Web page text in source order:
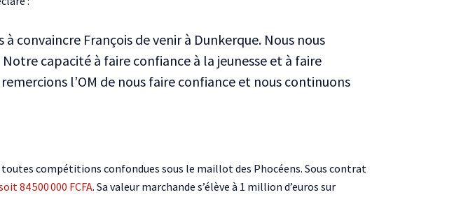
convaincre François de venir à Dunkerque. Nous nous
capacité à faire confiance à la jeunesse et à faire
l’OM de nous faire confiance et nous continuons
compétitions confondues sous le maillot des Phocéens. Sous contrat
84 500 000 FCFA. Sa valeur marchande s’élève à 1 million d’euros sur